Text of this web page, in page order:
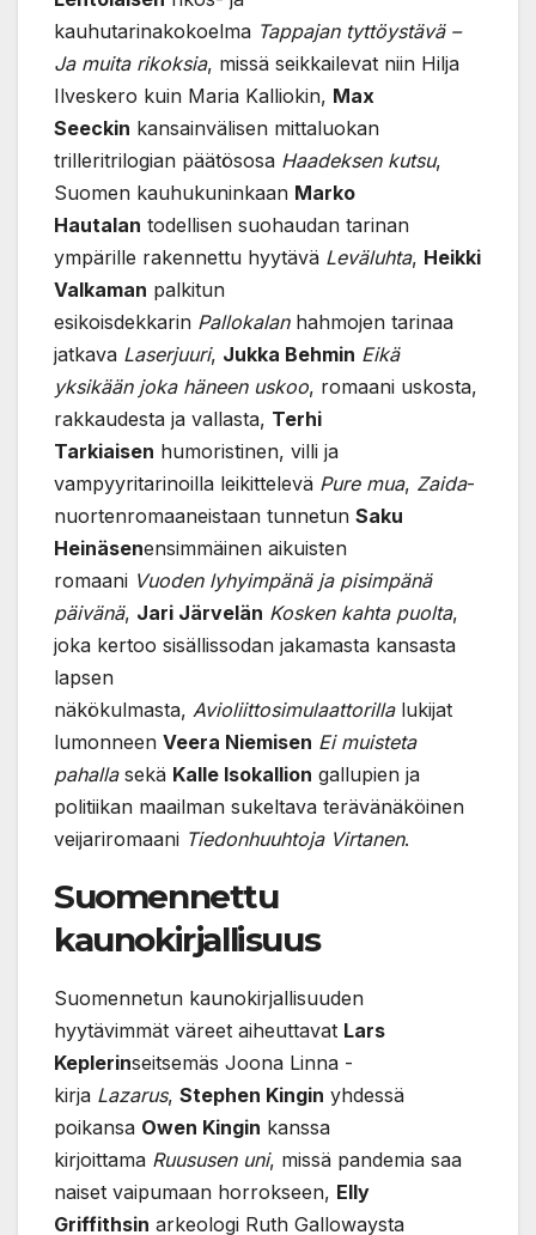
kauhutarinakokoelma Tappajan tyttöystävä –
Ja muita rikoksia, missä seikkailevat niin Hilja
Ilveskero kuin Maria Kalliokin, Max
Seeckin kansainvälisen mittaluokan
trilleritrilogian päätösosa Haadeksen kutsu,
Suomen kauhukuninkaan Marko
Hautalan todellisen suohaudan tarinan
ympärille rakennettu hyytävä Leväluhta, Heikki
Valkaman palkitun
esikoisdekkarin Pallokalanhahmojen tarinaa
jatkava Laserjuuri, Jukka Behmin Eikä
yksikään joka häneen uskoo, romaani uskosta,
rakkaudesta ja vallasta, Terhi
Tarkiaisen humoristinen, villi ja
vampyyritarinoilla leikittelevä Pure mua, Zaida-
nuortenromaaneistaan tunnetun Saku
Heinäsenensimmäinen aikuisten
romaani Vuoden lyhyimpänä ja pisimpänä
päivänä, Jari Järvelän Kosken kahta puolta,
joka kertoo sisällissodan jakamasta kansasta
lapsen
näkökulmasta, Avioliittosimulaattorillalukijat
lumonneen Veera Niemisen Ei muisteta
pahallasekä Kalle Isokallion gallupien ja
politiikan maailman sukeltava terävänäköinen
veijariromaani Tiedonhuuhtoja Virtanen.
Suomennettu
kaunokirjallisuus
Suomennetun kaunokirjallisuuden
hyytävimmät väreet aiheuttavat Lars
Keplerinseitsemäs Joona Linna -
kirja Lazarus, Stephen Kingin yhdessä
poikansa Owen Kingin kanssa
kirjoittama Ruususen uni, missä pandemia saa
naiset vaipumaan horrokseen, Elly
Griffithsin arkeologi Ruth Gallowaysta